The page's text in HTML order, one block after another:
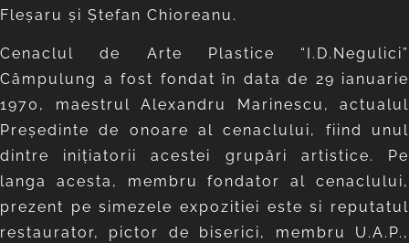
Fleşaru și Ştefan Chioreanu.
Cenaclul de Arte Plastice “I.D.Negulici”
Câmpulung a fost fondat în data de 29 ianuarie
1970, maestrul Alexandru Marinescu, actualul
Preşedinte de onoare al cenaclului, fiind unul
dintre inițiatorii acestei grupări artistice. Pe
langa acesta, membru fondator al cenaclului,
prezent pe simezele expozitiei este si reputatul
restaurator, pictor de biserici, membru U.A.P.,